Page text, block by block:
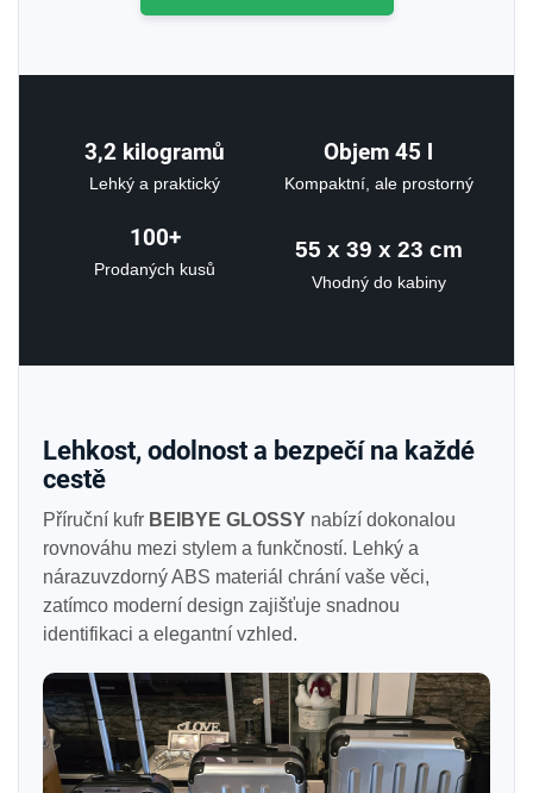
3,2 kilogramů
Lehký a praktický
Objem 45
Kompaktní, ale prostorný
100+
Prodaných kusů
55 x 39 x 23 cm
Vhodný do kabiny
Lehkost, odolnost a bezpečí na každé
cestě
Příruční kufr BEIBYE GLOSSY nabízí dokonalou
rovnováhu mezi stylem a funkčností. Lehký a
nárazuvzdorný ABS materiál chrání vaše věci,
zatímco moderní design zajišťuje snadnou
identifikaci a elegantní vzhled.